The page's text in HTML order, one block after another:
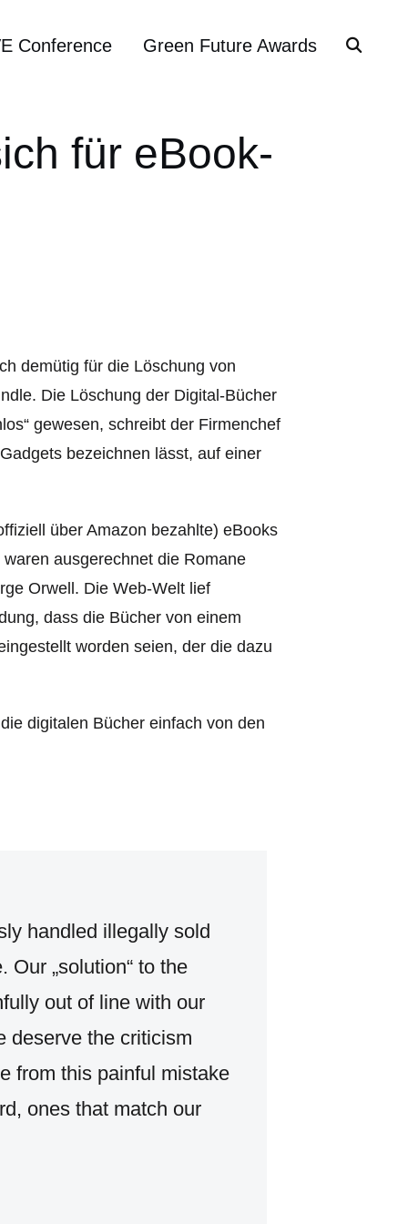
Conference Green Future Awards
für eBook-
demütig für die Löschung von
Die Löschung der Digital-Bücher
gewesen, schreibt der Firmenchef
bezeichnen lässt, auf einer
über Amazon bezahlte) eBooks
ausgerechnet die Romane
Orwell. Die Web-Welt lief
dass die Bücher von einem
worden seien, der die dazu
digitalen Bücher einfach von den
handled illegally sold
„solution“ to the
out of line with our
deserve the criticism
from this painful mistake
ones that match our